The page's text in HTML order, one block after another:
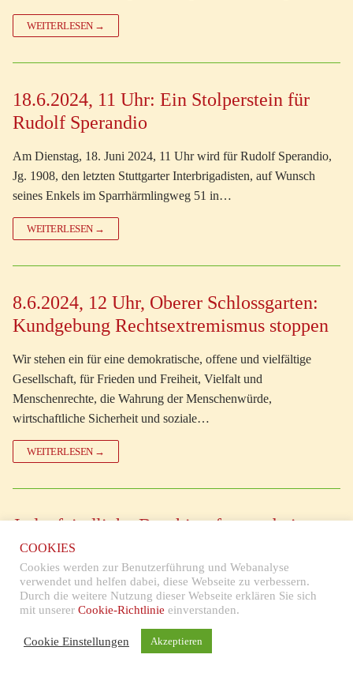
WEITERLESEN →
18.6.2024, 11 Uhr: Ein Stolperstein für
Rudolf Sperandio
Am Dienstag, 18. Juni 2024, 11 Uhr wird für Rudolf Sperandio,
Jg. 1908, den letzten Stuttgarter Interbrigadisten, auf Wunsch
seines Enkels im Sparrhärmlingweg 51 in…
WEITERLESEN →
8.6.2024, 12 Uhr, Oberer Schlossgarten:
Kundgebung Rechtsextremismus stoppen
Wir stehen ein für eine demokratische, offene und vielfältige
Gesellschaft, für Frieden und Freiheit, Vielfalt und
Menschenrechte, die Wahrung der Menschenwürde,
wirtschaftliche Sicherheit und soziale…
WEITERLESEN →
Judenfeindliche Beschimpfungen bei
Stolperstein-Verlegung in Pforzheim
Gudrun D. Greth (Stolperstein-Initiative Stuttgart-Ost) bekundet
ihre Solidarität mit der Pforzheimer Stolperstein-Initiative mit den
Artikel in der…
COOKIES
Cookies werden zur Benutzerführung und Webanalyse
verwendet und helfen dabei, diese Webseite zu verbessern.
Durch die weitere Nutzung dieser Webseite erklären Sie sich
mit unserer Cookie-Richtlinie einverstanden.
Cookie Einstellungen Akzeptieren